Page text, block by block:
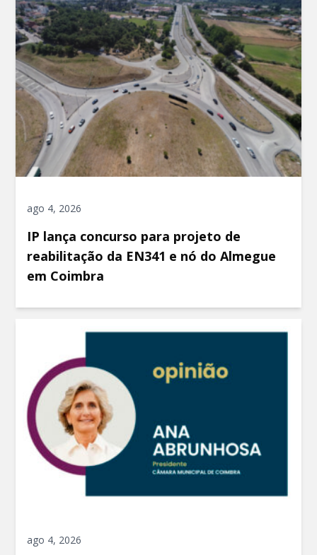
ago 4, 2026
IP lança concurso para projeto de
reabilitação da EN341 e nó do Almegue
em Coimbra
ago 4, 2026